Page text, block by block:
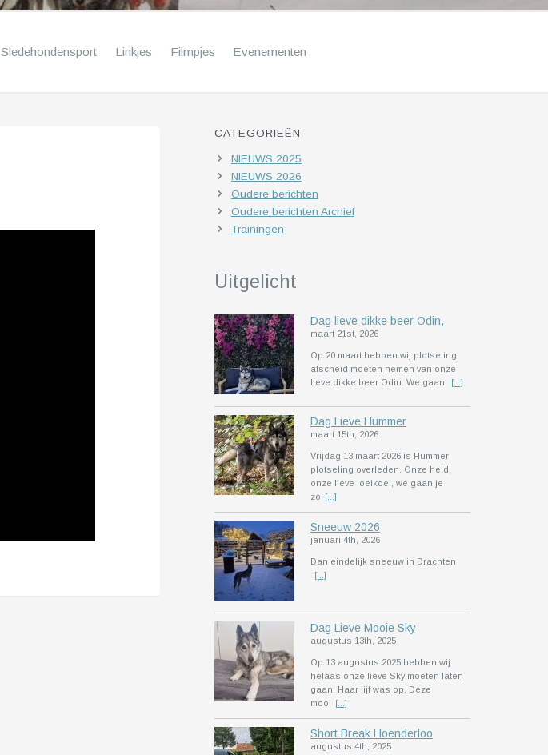
Sledehondensport Linkjes Filmpjes Evenementen
CATEGORIEËN
NIEUWS 2025
NIEUWS 2026
Oudere berichten
Oudere berichten Archief
Trainingen
Uitgelicht
Dag lieve dikke beer Odin,
maart 21st, 2026
Op 20 maart hebben wij plotseling
afscheid moeten nemen van onze
lieve dikke beer Odin. We gaan
[...]
Dag Lieve Hummer
maart 15th, 2026
Vrijdag 13 maart 2026 is Hummer
plotseling overleden. Onze held,
onze lieve loeikoei, we gaan je
zo [...]
Sneeuw 2026
januari 4th, 2026
Dan eindelijk sneeuw in Drachten
[...]
Dag Lieve Mooie Sky
augustus 13th, 2025
Op 13 augustus 2025 hebben wij
helaas onze lieve Sky moeten laten
gaan. Haar lijf was op. Deze
mooi [...]
Short Break Hoenderloo
augustus 4th, 2025